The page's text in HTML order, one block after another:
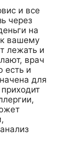
и все
через
на
вашему
лежать и
врач
есть и
для